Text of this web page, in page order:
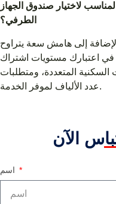
لاختيار صندوق الجهاز
الطرفي؟
إلى هامش سعة يتراوح
ضع في اعتبارك مستويات اشتراك
السكنية المتعددة، ومتطلبات
عدد الألياف لموفر الخدمة.